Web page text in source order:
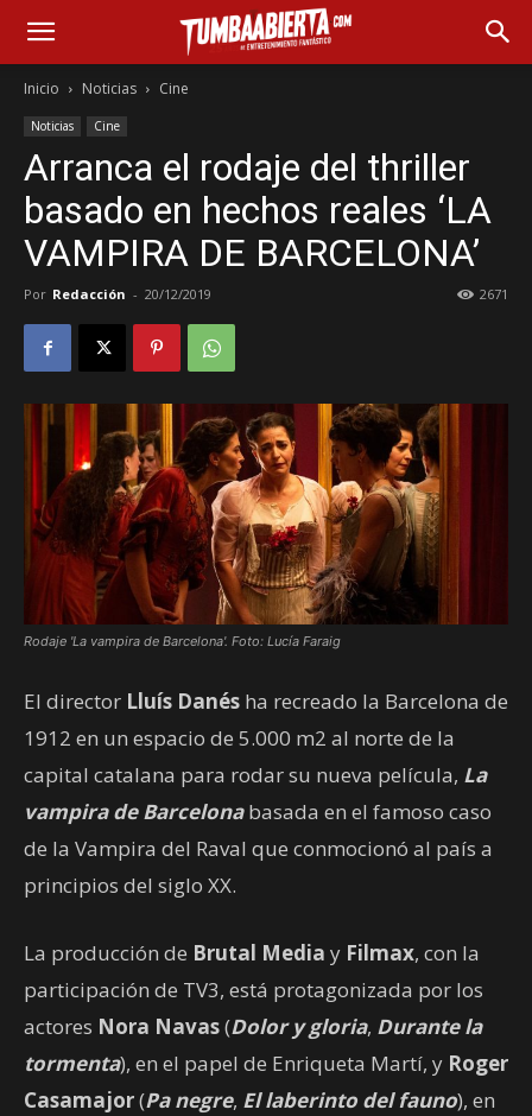
Inicio Noticias Cine
Noticias Cine
Arranca el rodaje del thriller
basado en hechos reales ‘LA
VAMPIRA DE BARCELONA’
Por Redacción - 20/12/2019 2671
Rodaje 'La vampira de Barcelona'. Foto: Lucía Faraig
El director Lluís Danés ha recreado la Barcelona de
1912 en un espacio de 5.000 m2 al norte de la
capital catalana para rodar su nueva película, La
vampira de Barcelonabasada en el famoso caso
de la Vampira del Raval que conmocionó al país a
principios del siglo XX.
La producción de Brutal Media y Filmax, con la
participación de TV3, está protagonizada por los
actores Nora Navas(Dolor y gloria, Durante la
tormenta), en el papel de Enriqueta Martí, y Roger
Casamajor(Pa negre, El laberinto del fauno), en